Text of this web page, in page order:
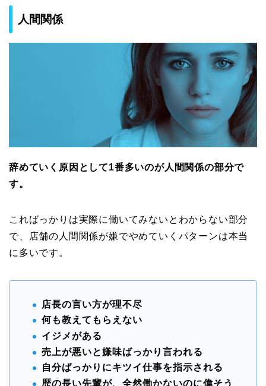
人間関係
辞めていく原因として1番多いのが人間関係の部分で
す。
こればっかりは実際に働いてみないとわからない部分
で、店舗の人間関係が嫌でやめていくパターンは本当
に多いです。
店長の言い方が理不尽
何も教えてもらえない
イジメがある
売上が悪いと嫌味ばっかり言われる
自分ばっかりにキツイ仕事を指示される
歴の長い先輩が、全然働かないのに偉そう